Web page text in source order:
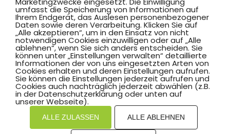
umfasst die Speicherung von Informationen auf
Ihrem Endgerät, das Auslesen personenbezogener
Daten sowie deren Verarbeitung. Klicken Sie auf
„Alle akzeptieren“, um in den Einsatz von nicht
notwendigen Cookies einzuwilligen oder auf „Alle
ablehnen“, wenn Sie sich anders entscheiden. Sie
können unter „Einstellungen verwalten“ detaillierte
Informationen der von uns eingesetzten Arten von
Cookies erhalten und deren Einstellungen aufrufen.
Sie können die Einstellungen jederzeit aufrufen und
Cookies auch nachträglich jederzeit abwählen (z.B.
in der Datenschutzerklärung oder unten auf
unserer Webseite).
ALLE ZULASSEN ALLE ABLEHNEN